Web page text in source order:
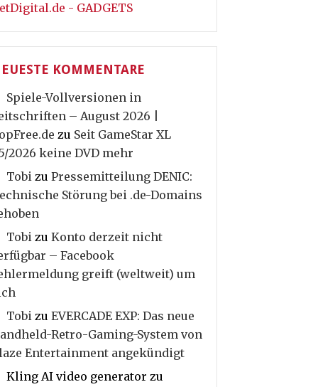
- GADGETS
KOMMENTARE
Spiele-Vollversionen in
– August 2026 |
zu Seit GameStar XL
2026 keine DVD mehr
Tobi zu Pressemitteilung DENIC:
Störung bei .de-Domains
Tobi zu Konto derzeit nicht
– Facebook
greift (weltweit) um
Tobi zu EVERCADE EXP: Das neue
Retro-Gaming-System von
Entertainment angekündigt
Kling AI video generator zu